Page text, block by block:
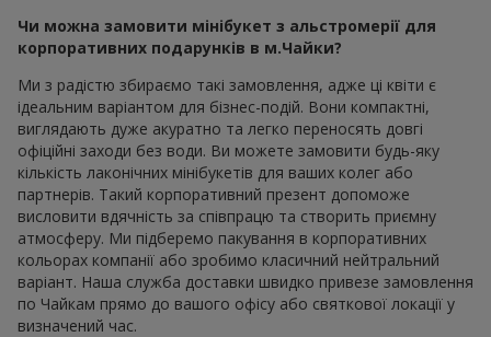
Чи можна замовити мінібукет з альстромерії для
корпоративних подарунків в м.Чайки?
Ми з радістю збираємо такі замовлення, адже ці квіти є
ідеальним варіантом для бізнес-подій. Вони компактні,
виглядають дуже акуратно та легко переносять довгі
офіційні заходи без води. Ви можете замовити будь-яку
кількість лаконічних мінібукетів для ваших колег або
партнерів. Такий корпоративний презент допоможе
висловити вдячність за співпрацю та створить приємну
атмосферу. Ми підберемо пакування в корпоративних
кольорах компанії або зробимо класичний нейтральний
варіант. Наша служба доставки швидко привезе замовлення
по Чайкам прямо до вашого офісу або святкової локації у
визначений час.